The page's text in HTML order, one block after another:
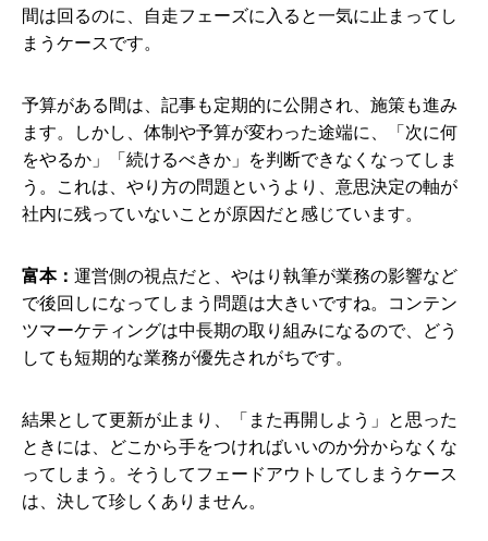
間は回るのに、自走フェーズに入ると一気に止まってし
まうケースです。
予算がある間は、記事も定期的に公開され、施策も進み
ます。しかし、体制や予算が変わった途端に、「次に何
をやるか」「続けるべきか」を判断できなくなってしま
う。これは、やり方の問題というより、意思決定の軸が
社内に残っていないことが原因だと感じています。
富本： 運営側の視点だと、やはり執筆が業務の影響など
で後回しになってしまう問題は大きいですね。コンテン
ツマーケティングは中長期の取り組みになるので、どう
しても短期的な業務が優先されがちです。
結果として更新が止まり、「また再開しよう」と思った
ときには、どこから手をつければいいのか分からなくな
ってしまう。そうしてフェードアウトしてしまうケース
は、決して珍しくありません。